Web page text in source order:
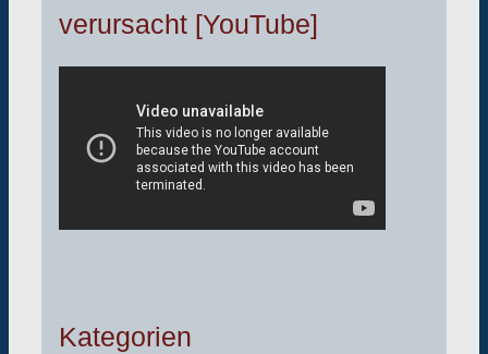
verursacht [YouTube]
Kategorien